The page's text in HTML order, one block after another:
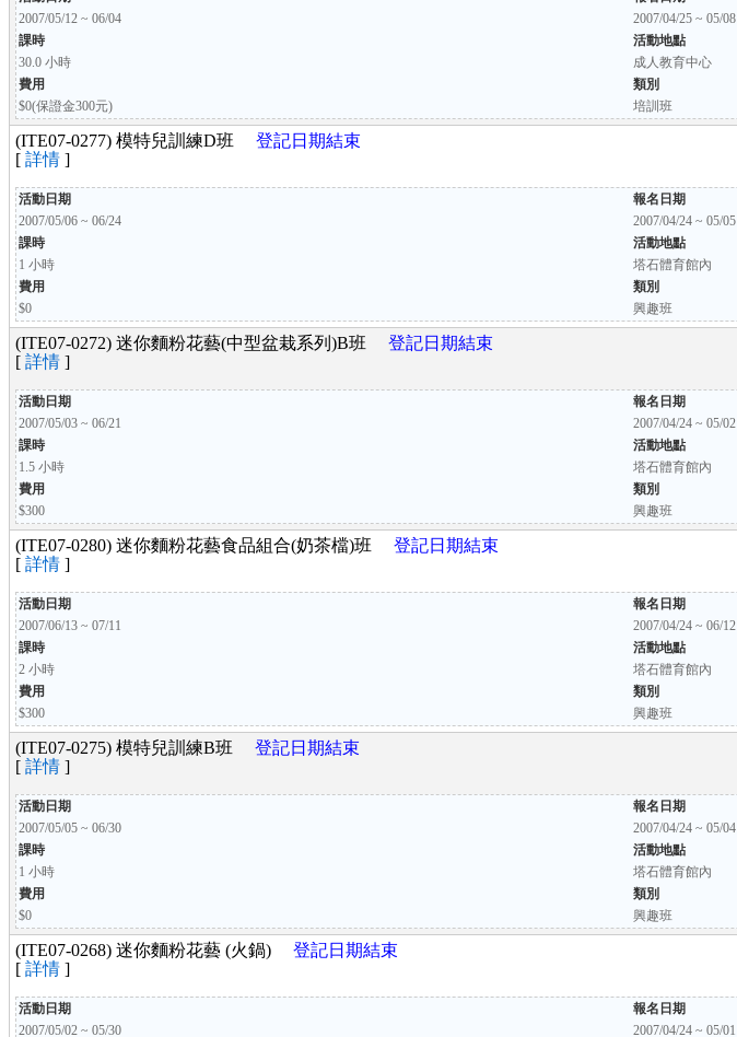
2007/05/12 ~ 06/04
2007/04/25 ~ 05/08
課時
活動地點
30.0 小時
成人教育中心
費用
類別
$0(保證金300元)
培訓班
(ITE07-0277) 模特兒訓練D班 登記日期結束
[ 詳情 ]
活動日期
報名日期
2007/05/06 ~ 06/24
2007/04/24 ~ 05/05
課時
活動地點
1 小時
塔石體育館內
費用
類別
$0
興趣班
(ITE07-0272) 迷你麵粉花藝(中型盆栽系列)B班 登記日期結束
[ 詳情 ]
活動日期
報名日期
2007/05/03 ~ 06/21
2007/04/24 ~ 05/02
課時
活動地點
1.5 小時
塔石體育館內
費用
類別
$300
興趣班
(ITE07-0280) 迷你麵粉花藝食品組合(奶茶檔)班 登記日期結束
[ 詳情 ]
活動日期
報名日期
2007/06/13 ~ 07/11
2007/04/24 ~ 06/12
課時
活動地點
2 小時
塔石體育館內
費用
類別
$300
興趣班
(ITE07-0275) 模特兒訓練B班 登記日期結束
[ 詳情 ]
活動日期
報名日期
2007/05/05 ~ 06/30
2007/04/24 ~ 05/04
課時
活動地點
1 小時
塔石體育館內
費用
類別
$0
興趣班
(ITE07-0268) 迷你麵粉花藝 (火鍋) 登記日期結束
[ 詳情 ]
活動日期
報名日期
2007/05/02 ~ 05/30
2007/04/24 ~ 05/01